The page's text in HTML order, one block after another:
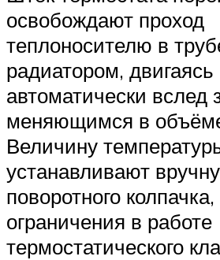
освобождают проход
теплоносителю в
радиатором, двигаясь
автоматически вслед
меняющимся в
Величину
устанавливают
поворотного
ограничения в работе
термостатического